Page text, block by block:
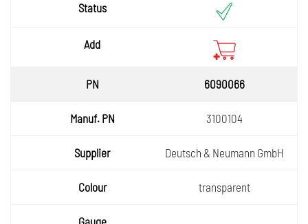
6090066
3100104
Deutsch & Neumann GmbH
transparent